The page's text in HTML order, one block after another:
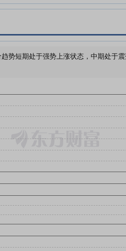
月16日快速上涨
04-24
04-24
04-24
04-24
趋势短期处于强势上涨状态，中期处于